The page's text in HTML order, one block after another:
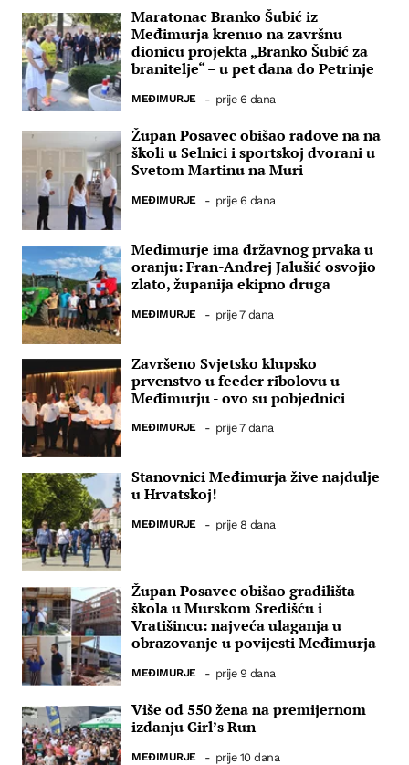
Maratonac Branko Šubić iz
Međimurja krenuo na završnu
dionicu projekta „Branko Šubić za
branitelje“ – u pet dana do Petrinje
MEĐIMURJE - prije 6 dana
Župan Posavec obišao radove na na
školi u Selnici i sportskoj dvorani u
Svetom Martinu na Muri
MEĐIMURJE - prije 6 dana
Međimurje ima državnog prvaka u
oranju: Fran-Andrej Jalušić osvojio
zlato, županija ekipno druga
MEĐIMURJE - prije 7 dana
Završeno Svjetsko klupsko
prvenstvo u feeder ribolovu u
Međimurju - ovo su pobjednici
MEĐIMURJE - prije 7 dana
Stanovnici Međimurja žive najdulje
u Hrvatskoj!
MEĐIMURJE - prije 8 dana
Župan Posavec obišao gradilišta
škola u Murskom Središću i
Vratišincu: najveća ulaganja u
obrazovanje u povijesti Međimurja
MEĐIMURJE - prije 9 dana
Više od 550 žena na premijernom
izdanju Girl’s Run
MEĐIMURJE - prije 10 dana